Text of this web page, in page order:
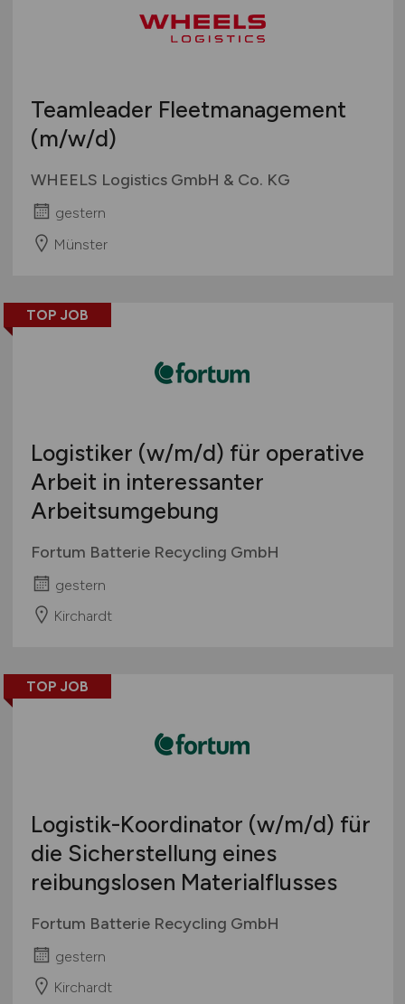
Teamleader Fleetmanagement
(m/w/d)
WHEELS Logistics GmbH & Co. KG
gestern
Münster
TOP JOB
Logistiker (w/m/d) für operative
Arbeit in interessanter
Arbeitsumgebung
Fortum Batterie Recycling GmbH
gestern
Kirchardt
TOP JOB
Logistik-Koordinator (w/m/d) für
die Sicherstellung eines
reibungslosen Materialflusses
Fortum Batterie Recycling GmbH
gestern
Kirchardt